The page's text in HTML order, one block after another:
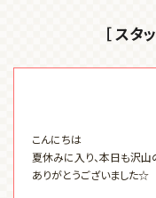
［ スタ
こんにちは
夏休みに入り、本日も沢山
ありがとうございました☆